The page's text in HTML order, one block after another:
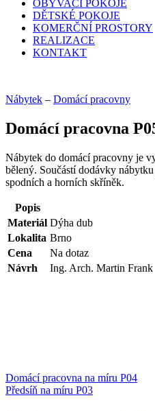
OBÝVACÍ POKOJE
DĚTSKÉ POKOJE
KOMERČNÍ PROSTORY
REALIZACE
KONTAKT
Nábytek – Domácí pracovny
Domácí pracovna
Nábytek do domácí pracovny je
bělený. Součástí dodávky
spodních a horních skříněk.
Popis
Materiál Dýha dub
Lokalita Brno
Cena
Na dotaz
Návrh
Ing. Arch. Martin Frank
Domácí pracovna na míru P04
Předsíň na míru P03